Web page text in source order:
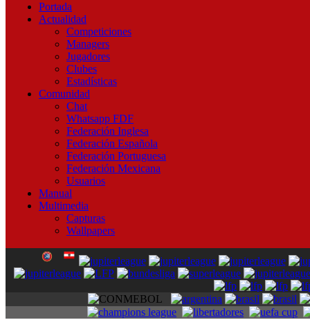
Portada
Actualidad
Competiciones
Managers
Jugadores
Clubes
Estadísticas
Comunidad
Chat
Whatsapp FDF
Federación Inglesa
Federación Española
Federación Portuguesa
Federación Mexicana
Usuarios
Manual
Multimedia
Capturas
Wallpapers